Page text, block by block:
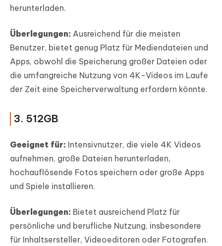
herunterladen.
Überlegungen: Ausreichend für die meisten
Benutzer, bietet genug Platz für Mediendateien und
Apps, obwohl die Speicherung großer Dateien oder
die umfangreiche Nutzung von 4K-Videos im Laufe
der Zeit eine Speicherverwaltung erfordern könnte.
3. 512GB
Geeignet für: Intensivnutzer, die viele 4K Videos
aufnehmen, große Dateien herunterladen,
hochauflösende Fotos speichern oder große Apps
und Spiele installieren.
Überlegungen: Bietet ausreichend Platz für
persönliche und berufliche Nutzung, insbesondere
für Inhaltsersteller, Videoeditoren oder Fotografen.